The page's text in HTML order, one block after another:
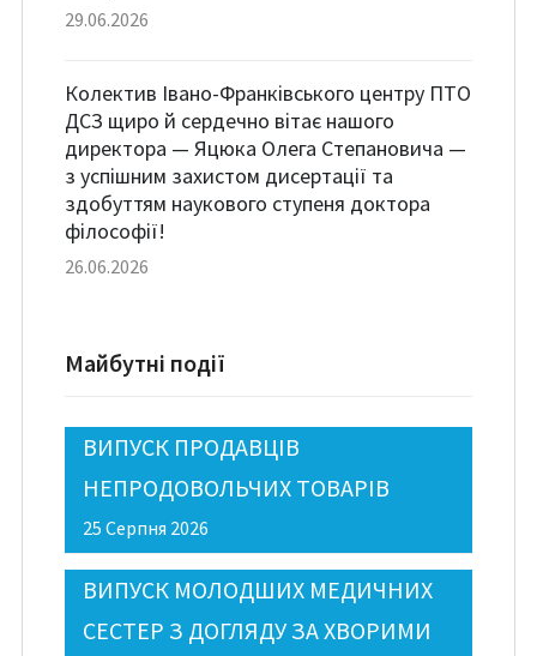
29.06.2026
Колектив Івано-Франківського центру ПТО
ДСЗ щиро й сердечно вітає нашого
директора — Яцюка Олега Степановича —
з успішним захистом дисертації та
здобуттям наукового ступеня доктора
філософії!
26.06.2026
Майбутні події
ВИПУСК ПРОДАВЦІВ
НЕПРОДОВОЛЬЧИХ ТОВАРІВ
25 Серпня 2026
ВИПУСК МОЛОДШИХ МЕДИЧНИХ
СЕСТЕР З ДОГЛЯДУ ЗА ХВОРИМИ